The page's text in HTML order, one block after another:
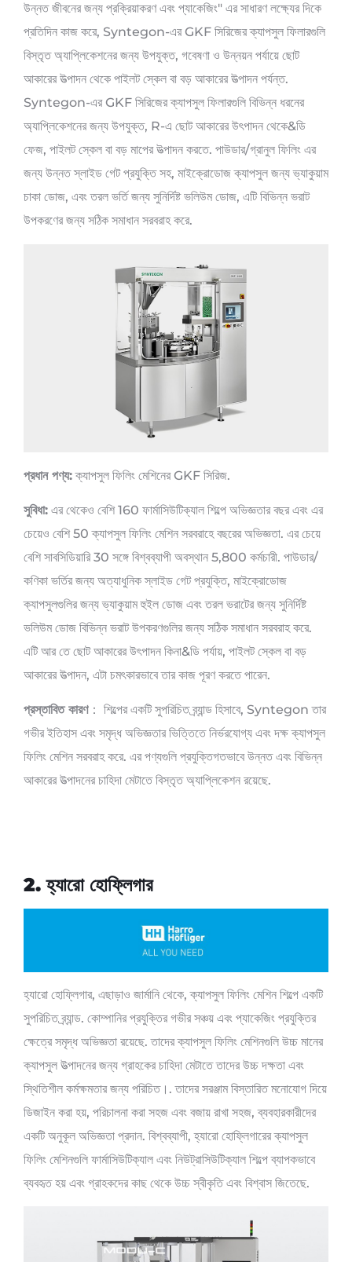
উন্নত জীবনের জন্য প্রক্রিয়াকরণ এবং প্যাকেজিং" এর সাধারণ লক্ষ্যের দিকে
প্রতিদিন কাজ করে, Syntegon-এর GKF সিরিজের ক্যাপসুল ফিলারগুলি
বিস্তৃত অ্যাপ্লিকেশনের জন্য উপযুক্ত, গবেষণা ও উন্নয়ন পর্যায়ে ছোট
আকারের উত্পাদন থেকে পাইলট স্কেল বা বড় আকারের উত্পাদন পর্যন্ত.
Syntegon-এর GKF সিরিজের ক্যাপসুল ফিলারগুলি বিভিন্ন ধরনের
অ্যাপ্লিকেশনের জন্য উপযুক্ত, R-এ ছোট আকারের উৎপাদন থেকে&ডি
ফেজ, পাইলট স্কেল বা বড় মাপের উত্পাদন করতে. পাউডার/গ্রানুল ফিলিং এর
জন্য উন্নত স্লাইড গেট প্রযুক্তি সহ, মাইক্রোডোজ ক্যাপসুল জন্য ভ্যাকুয়াম
চাকা ডোজ, এবং তরল ভর্তি জন্য সুনির্দিষ্ট ভলিউম ডোজ, এটি বিভিন্ন ভরাট
উপকরণের জন্য সঠিক সমাধান সরবরাহ করে.
প্রধান পণ্য:ক্যাপসুল ফিলিং মেশিনের GKF সিরিজ.
সুবিধা: এর থেকেও বেশি 160 ফার্মাসিউটিক্যাল শিল্পে অভিজ্ঞতার বছর এবং এর
চেয়েও বেশি 50 ক্যাপসুল ফিলিং মেশিন সরবরাহে বছরের অভিজ্ঞতা. এর চেয়ে
বেশি সাবসিডিয়ারি 30 সঙ্গে বিশ্বব্যাপী অবস্থান 5,800 কর্মচারী. পাউডার/
কণিকা ভর্তির জন্য অত্যাধুনিক স্লাইড গেট প্রযুক্তি, মাইক্রোডোজ
ক্যাপসুলগুলির জন্য ভ্যাকুয়াম হুইল ডোজ এবং তরল ভরাটের জন্য সুনির্দিষ্ট
ভলিউম ডোজ বিভিন্ন ভরাট উপকরণগুলির জন্য সঠিক সমাধান সরবরাহ করে.
এটি আর তে ছোট আকারের উৎপাদন কিনা&ডি পর্যায়, পাইলট স্কেল বা বড়
আকারের উত্পাদন, এটা চমৎকারভাবে তার কাজ পূরণ করতে পারেন.
প্রস্তাবিত কারণ： শিল্পের একটি সুপরিচিত ব্র্যান্ড হিসাবে, Syntegon তার
গভীর ইতিহাস এবং সমৃদ্ধ অভিজ্ঞতার ভিত্তিতে নির্ভরযোগ্য এবং দক্ষ ক্যাপসুল
ফিলিং মেশিন সরবরাহ করে. এর পণ্যগুলি প্রযুক্তিগতভাবে উন্নত এবং বিভিন্ন
আকারের উত্পাদনের চাহিদা মেটাতে বিস্তৃত অ্যাপ্লিকেশন রয়েছে.
2. হ্যারো হোফ্লিগার
হ্যারো হোফ্লিগার, এছাড়াও জার্মানি থেকে, ক্যাপসুল ফিলিং মেশিন শিল্পে একটি
সুপরিচিত ব্র্যান্ড. কোম্পানির প্রযুক্তির গভীর সঞ্চয় এবং প্যাকেজিং প্রযুক্তির
ক্ষেত্রে সমৃদ্ধ অভিজ্ঞতা রয়েছে. তাদের ক্যাপসুল ফিলিং মেশিনগুলি উচ্চ মানের
ক্যাপসুল উত্পাদনের জন্য গ্রাহকের চাহিদা মেটাতে তাদের উচ্চ দক্ষতা এবং
স্থিতিশীল কর্মক্ষমতার জন্য পরিচিত।. তাদের সরঞ্জাম বিস্তারিত মনোযোগ দিয়ে
ডিজাইন করা হয়, পরিচালনা করা সহজ এবং বজায় রাখা সহজ, ব্যবহারকারীদের
একটি অনুকূল অভিজ্ঞতা প্রদান. বিশ্বব্যাপী, হ্যারো হোফ্লিগারের ক্যাপসুল
ফিলিং মেশিনগুলি ফার্মাসিউটিক্যাল এবং নিউট্রাসিউটিক্যাল শিল্পে ব্যাপকভাবে
ব্যবহৃত হয় এবং গ্রাহকদের কাছ থেকে উচ্চ স্বীকৃতি এবং বিশ্বাস জিতেছে.